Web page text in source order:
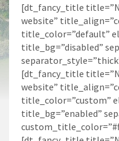
[dt_fancy_title
website”
title_color=”default”
title_bg=”disabled”
[dt_fancy_title
website”
title_color=”custom”
title_bg=”enabled”